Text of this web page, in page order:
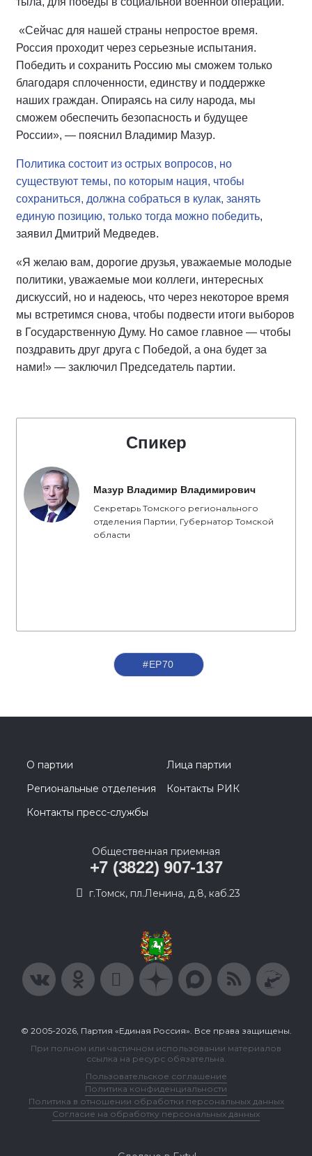
«Сейчас для нашей страны непростое время.
Россия проходит через серьезные испытания.
Победить и сохранить Россию мы сможем только
благодаря сплоченности, единству и поддержке
наших граждан. Опираясь на силу народа, мы
сможем обеспечить безопасность и будущее
России», — пояснил Владимир Мазур.
Политика состоит из острых вопросов, но
существуют темы, по которым нация, чтобы
сохраниться, должна собраться в кулак, занять
единую позицию, только тогда можно победить,
заявил Дмитрий Медведев.
«Я желаю вам, дорогие друзья, уважаемые молодые
политики, уважаемые мои коллеги, интересных
дискуссий, но и надеюсь, что через некоторое время
мы встретимся снова, чтобы подвести итоги выборов
в Государственную Думу. Но самое главное — чтобы
поздравить друг друга с Победой, а она будет за
нами!» — заключил Председатель партии.
Спикер
Мазур Владимир Владимирович
Секретарь Томского регионального
отделения Партии, Губернатор Томской
области
#ЕР70
О партии
Лица партии
Региональные отделения
Контакты РИК
Контакты пресс-службы
Общественная приемная
+7 (3822) 907-137
г.Томск, пл.Ленина, д.8, каб.23
© 2005-2026, Партия «Единая Россия». Все права защищены.
При полном или частичном использовании материалов
ссылка на ресурс обязательна.
Пользовательское соглашение
Политика конфиденциальности
Политика в отношении обработки персональных данных
Согласие на обработку персональных данных